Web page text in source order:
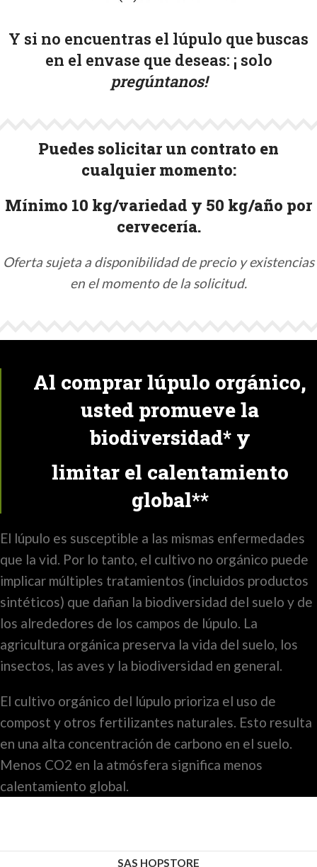
Y si no encuentras el lúpulo que buscas
en el envase que deseas: ¡ solo
pregúntanos!
Puedes solicitar un contrato en
cualquier momento:
Mínimo 10 kg/variedad y 50 kg/año por
cervecería.
Oferta sujeta a disponibilidad de precio y existencias
en el momento de la solicitud.
Al comprar lúpulo orgánico,
usted promueve la
biodiversidad* y
limitar el calentamiento
global**
El lúpulo es susceptible a las mismas enfermedades
que la vid. Por lo tanto, el cultivo no orgánico puede
implicar múltiples tratamientos (incluidos productos
sintéticos) que dañan la biodiversidad del suelo y de
los alrededores de los campos de lúpulo. La
agricultura orgánica preserva la vida del suelo, los
insectos, las aves y la biodiversidad en general.
El cultivo orgánico del lúpulo prioriza el uso de
compost y otros fertilizantes naturales. Esto resulta
en una alta concentración de carbono en el suelo.
Menos CO2 en la atmósfera significa menos
calentamiento global.
SAS HOPSTORE